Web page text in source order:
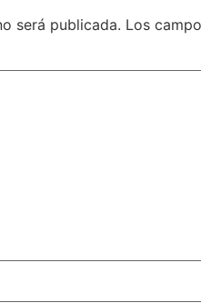
será publicada. Los